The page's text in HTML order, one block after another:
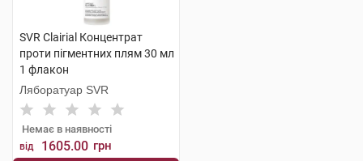
SVR Clairial Концентрат
проти пігментних плям 30 мл
1 флакон
Ляборатуар SVR
Немає в наявності
від 1605.00 грн